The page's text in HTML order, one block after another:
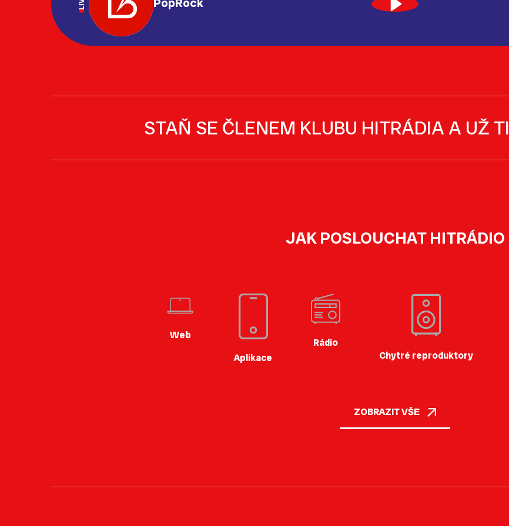
STAŇ SE ČLENEM KLUBU HITRÁDIA A UŽ TI
JAK POSLOUCHAT HITRÁDIO
Web
Aplikace
Rádio
Chytré reproduktory
ZOBRAZIT VŠE